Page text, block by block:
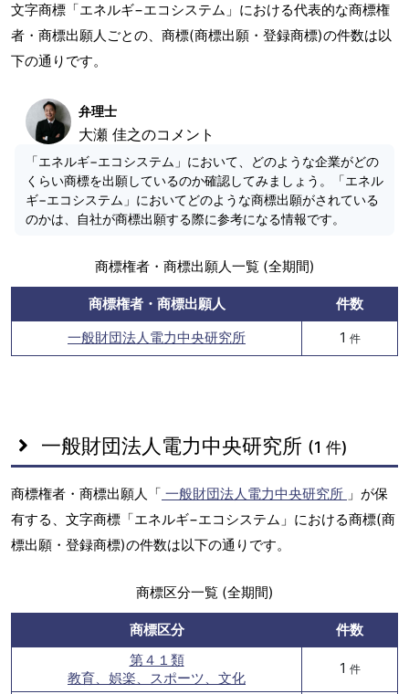
文字商標「エネルギ−エコシステム」における代表的な商標権
者・商標出願人ごとの、商標(商標出願・登録商標)の件数は以
下の通りです。
弁理士
大瀬 佳之のコメント
「エネルギ−エコシステム」において、どのような企業がどの
くらい商標を出願しているのか確認してみましょう。「エネル
ギ−エコシステム」においてどのような商標出願がされている
のかは、自社が商標出願する際に参考になる情報です。
商標権者・商標出願人一覧 (全期間)
商標権者・商標出願人
件数
一般財団法人電力中央研究所
1 件
一般財団法人電力中央研究所 (1 件)
商標権者・商標出願人「 一般財団法人電力中央研究所 」が保
有する、文字商標「エネルギ−エコシステム」における商標(商
標出願・登録商標)の件数は以下の通りです。
商標区分一覧 (全期間)
商標区分
件数
第４１類
教育、娯楽、スポーツ、文化
1 件